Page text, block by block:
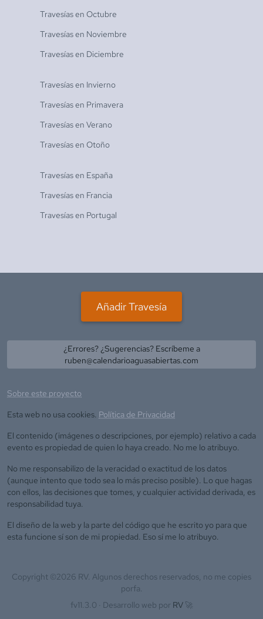
Travesías en Octubre
Travesías en Noviembre
Travesías en Diciembre
Travesías en Invierno
Travesías en Primavera
Travesías en Verano
Travesías en Otoño
Travesías en España
Travesías en Francia
Travesías en Portugal
Añadir Travesía
¿Errores? ¿Sugerencias? Escríbeme a
ruben@calendarioaguasabiertas.com
Sobre este proyecto
Esta web no usa cookies. Política de Privacidad
El contenido (imágenes o descripciones, por ejemplo) relativo a cada
evento es propiedad de quien lo haya creado. No me lo atribuyo.
No me responsabilizo de la veracidad o exactitud de los datos
(aunque intento que todo sea lo más preciso posible). Lo que hagas
con ellos, las decisiones que tomes, y cualquier actividad derivada, es
responsabilidad tuya.
El diseño de la web y la parte del código que he escrito yo para que
esta funcione sí son de mi propiedad. Eso sí me lo atribuyo.
Copyright ©2026 RV. Algunos derechos reservados, no me copies
porfa.
fv11.3.0 · Desarrollo web por RV 🚀